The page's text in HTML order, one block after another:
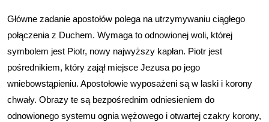
Główne zadanie apostołów polega na utrzymywaniu ciągłego
połączenia z Duchem. Wymaga to odnowionej woli, której
symbolem jest Piotr, nowy najwyższy kapłan. Piotr jest
pośrednikiem, który zajął miejsce Jezusa po jego
wniebowstąpieniu. Apostołowie wyposażeni są w laski i korony
chwały. Obrazy te są bezpośrednim odniesieniem do
odnowionego systemu ognia wężowego i otwartej czakry korony,